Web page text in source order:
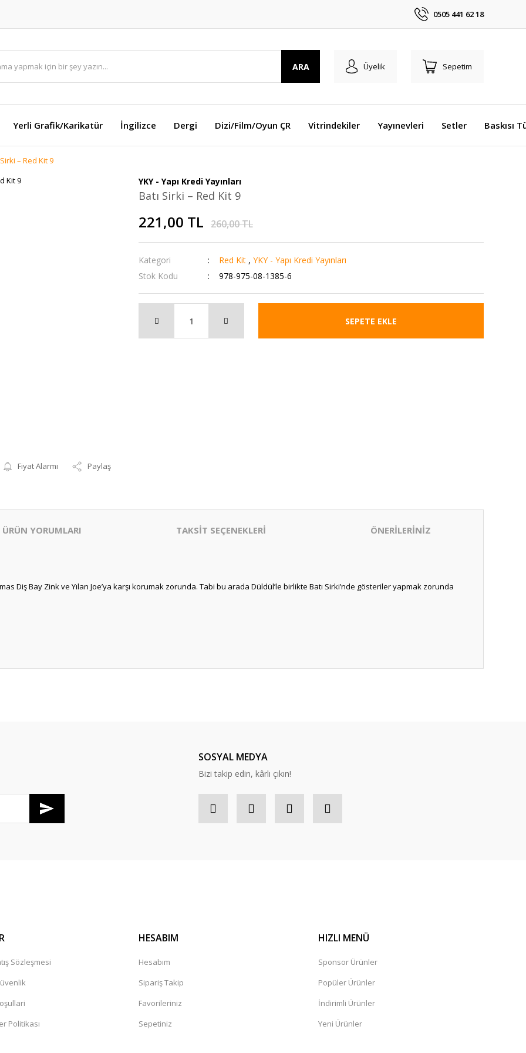
0505 441 62 18
ARA Üyelik Sepetim
Yerli Grafik/Karikatür İngilizce Dergi Dizi/Film/Oyun ÇR Vitrindekiler Yayınevleri Setler Baskısı
– Red Kit 9
Fiyat Alarmı Paylaş
YKY - Yapı Kredi Yayınları
Batı Sirki – Red Kit 9
221,00 TL 260,00 TL
Kategori Red Kit , YKY - Yapı Kredi Yayınları
Stok Kodu
978-975-08-1385-6
SEPETE EKLE
ÜRÜN YORUMLARI TAKSİT SEÇENEKLERİ ÖNERİLERİNİZ
Diş Bay Zink ve Yılan Joe’ya karşı korumak zorunda. Tabi bu arada Düldül’le birlikte Batı Sirki’nde gösteriler yapmak zorunda
SOSYAL MEDYA
Bizi takip edin, kârlı çıkın!
Sözleşmesi
Politikası
HESABIM
Hesabım
Sipariş Takip
Favorileriniz
Sepetiniz
HIZLI MENÜ
Sponsor Ürünler
Popüler Ürünler
İndirimli Ürünler
Yeni Ürünler